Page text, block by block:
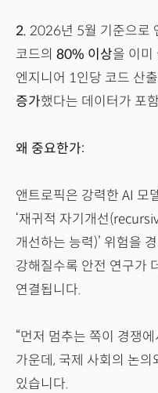
2. 2026년 5월 기준으로
코드의 80% 이상을 이미
엔지니어 1인당 코드 산
증가했다는 데이터가 포
왜 중요한가:
앤트로픽은 강력한 AI 모
‘재귀적 자기개선
개선하는 능력)’ 위험을
강해질수록 안전 연구가
연결됩니다.
“먼저 멈추는 쪽이 경쟁
가운데, 국제 사회의 논
있습니다.